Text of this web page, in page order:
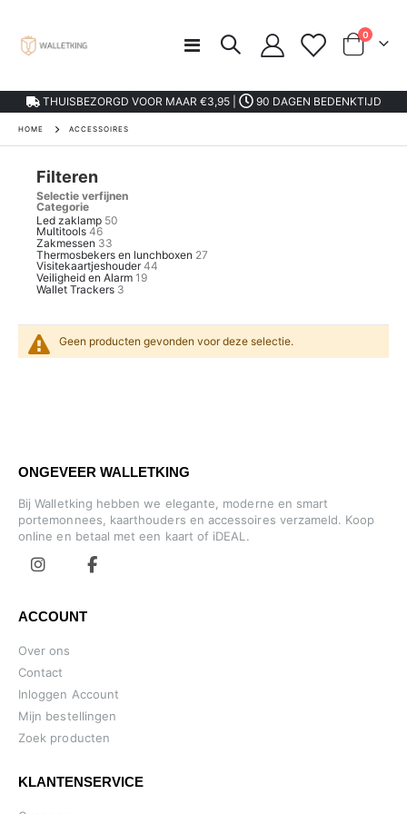
Toggle
0
THUISBEZORGD VOOR MAAR €3,95 | 90 DAGEN BEDENKTIJD
HOME ACCESSOIRES
Filteren
Selectie verfijnen
Categorie
Led zaklamp 50
Multitools 46
Zakmessen 33
Thermosbekers en lunchboxen 27
Visitekaartjeshouder 44
Veiligheid en Alarm 19
Wallet Trackers 3
Geen producten gevonden voor deze selectie.
ONGEVEER WALLETKING
Bij Walletking hebben we elegante, moderne en smart
portemonnees, kaarthouders en accessoires verzameld. Koop
online en betaal met een kaart of iDEAL.
ACCOUNT
Over ons
Contact
Inloggen Account
Mijn bestellingen
Zoek producten
KLANTENSERVICE